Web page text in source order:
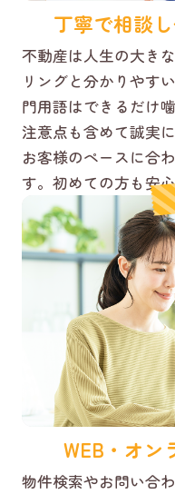
丁寧で相談
不動産は人生の大き
リングと分かりやす
門用語はできるだけ
注意点も含めて誠実
お客様のペースに合
す。初めての方も安
WEB・オン
物件検索やお問い合